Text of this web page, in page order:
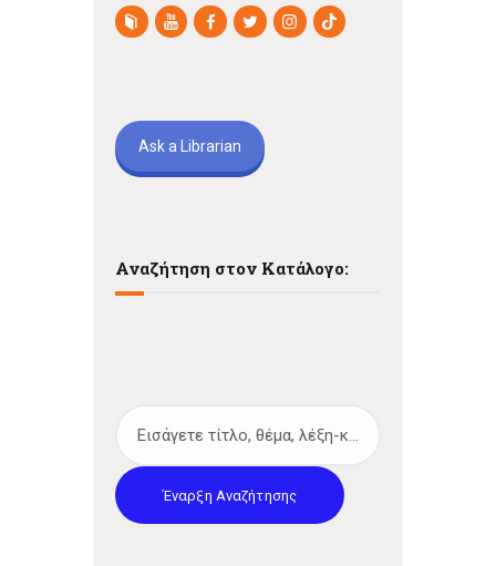
Ask a Librarian
Αναζήτηση στον Κατάλογο:
Έναρξη Αναζήτησης